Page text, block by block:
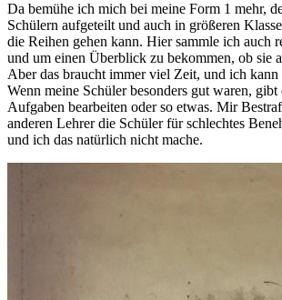
Da bemühe ich mich bei meine Form 1 mehr,
Schülern aufgeteilt und auch in größeren
die Reihen gehen kann. Hier sammle ich auch
und um einen Überblick zu bekommen, ob sie
Aber das braucht immer viel Zeit, und ich
Wenn meine Schüler besonders gut waren,
Aufgaben bearbeiten oder so etwas. Mir
anderen Lehrer die Schüler für schlechtes
und ich das natürlich nicht mache.